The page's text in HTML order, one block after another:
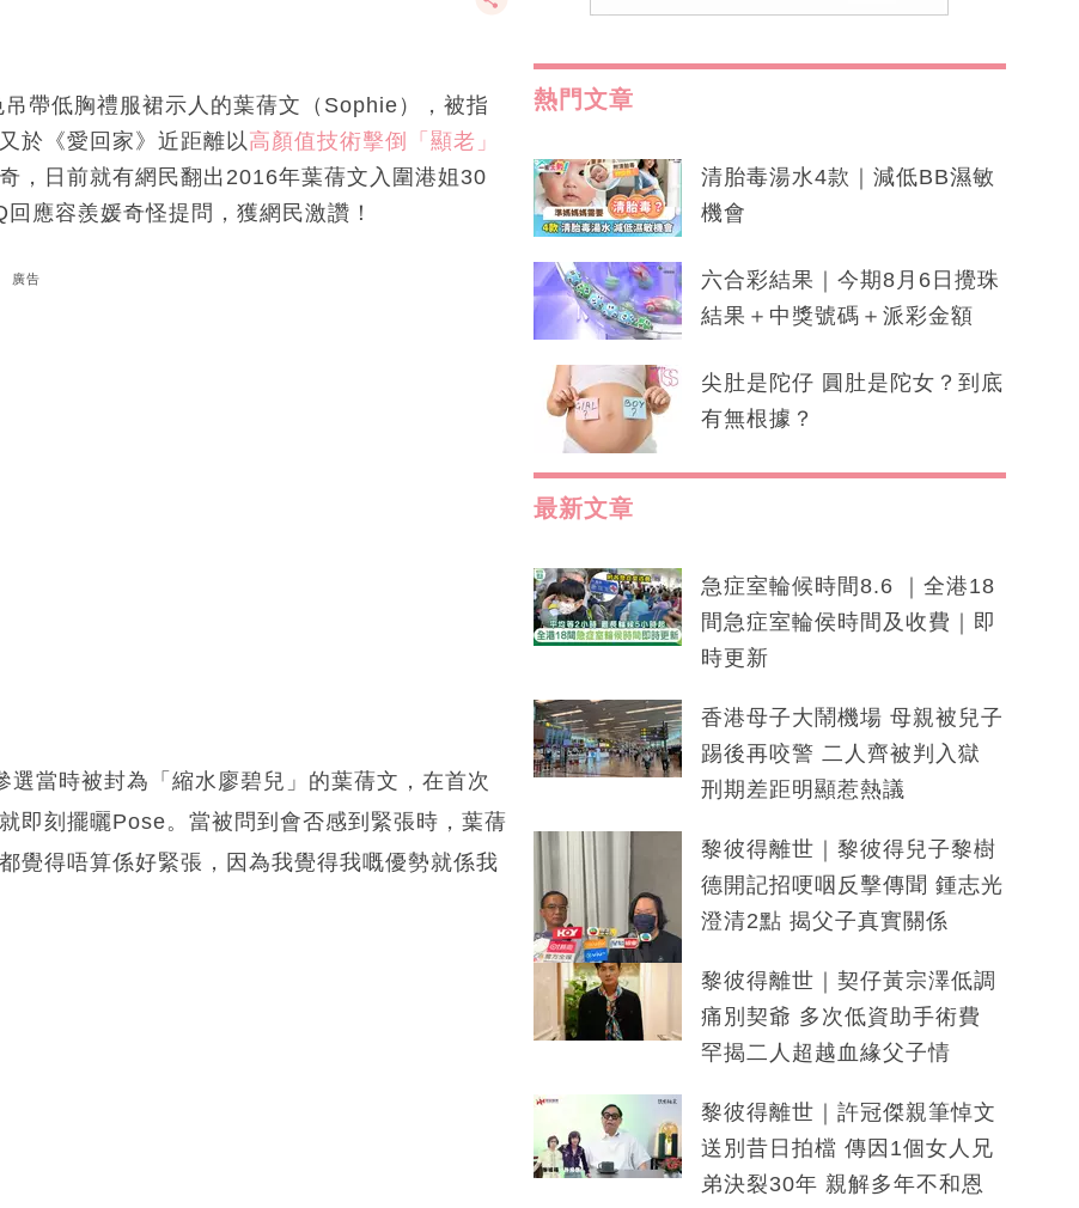
帶低胸禮服裙示人的葉蒨文（Sophie），被指
於《愛回家》近距離以 高顏值技術擊倒「顯老」
，日前就有網民翻出2016年葉蒨文入圍港姐30
應容羨媛奇怪提問，獲網民激讚！
廣告
當時被封為「縮水廖碧兒」的葉蒨文，在首次
即刻擺曬Pose。當被問到會否感到緊張時，葉蒨
覺得唔算係好緊張，因為我覺得我嘅優勢就係我
熱門文章
清胎毒湯水4款｜減低BB濕敏
機會
六合彩結果｜今期8月6日攪珠
結果＋中獎號碼＋派彩金額
尖肚是陀仔 圓肚是陀女？到底
有無根據？
最新文章
急症室輪候時間8.6 ｜全港18
間急症室輪侯時間及收費｜即
時更新
香港母子大鬧機場 母親被兒子
踢後再咬警 二人齊被判入獄
刑期差距明顯惹熱議
黎彼得離世｜黎彼得兒子黎樹
德開記招哽咽反擊傳聞 鍾志光
澄清2點 揭父子真實關係
黎彼得離世｜契仔黃宗澤低調
痛別契爺 多次低資助手術費
罕揭二人超越血緣父子情
黎彼得離世｜許冠傑親筆悼文
送別昔日拍檔 傳因1個女人兄
弟決裂30年 親解多年不和恩